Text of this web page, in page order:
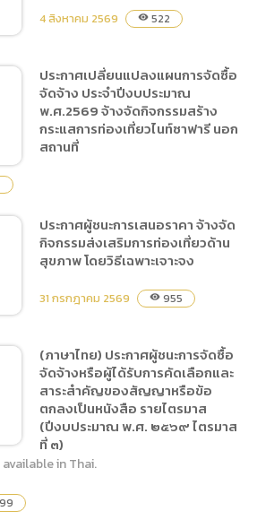
4 สิงหาคม 2569 visibility 522
ประกาศเปลี่ยนแปลงแผนการจัดซื้อ
จัดจ้าง ประจำปีงบประมาณ
พ.ศ.2569 จ้างจัดกิจกรรมสร้าง
กระแสการท่องเที่ยวไนท์ซาฟารี นอก
สถานที่
ประกาศผู้ชนะการเสนอราคา จ้างจัด
กิจกรรมส่งเสริมการท่องเที่ยวด้าน
สุขภาพ โดยวิธีเฉพาะเจาะจง
31 กรกฎาคม 2569 visibility 955
ร
(ภาษาไทย) ประกาศผู้ชนะการจัดซื้อ
จัดจ้างหรือผู้ได้รับการคัดเลือกและ
สาระสำคัญของสัญญาหรือข้อ
ตกลงเป็นหนังสือ รายไตรมาส
(ปีงบประมาณ พ.ศ. ๒๕๖๙ ไตรมาส
ที่ ๓)
in Thai.